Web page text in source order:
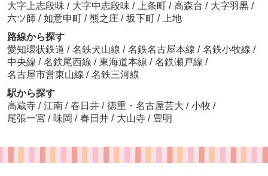
大字上志段味 / 大字中志段味 / 上条町 / 高森台 / 大字羽黒 /
六ツ師 / 如意申町 / 熊之庄 / 坂下町 / 上地
路線から探す
愛知環状鉄道 / 名鉄犬山線 / 名鉄名古屋本線 / 名鉄小牧線 /
中央線 / 名鉄尾西線 / 東海道本線 / 名鉄瀬戸線 /
名古屋市営東山線 / 名鉄三河線
駅から探す
高蔵寺 / 江南 / 春日井 / 徳重・名古屋芸大 / 小牧 /
尾張一宮 / 味岡 / 春日井 / 大山寺 / 豊明